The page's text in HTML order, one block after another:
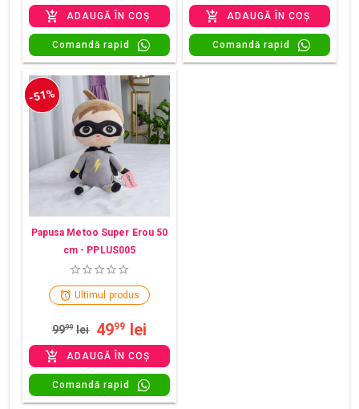
ADAUGĂ ÎN COȘ
Comandă rapid
ADAUGĂ ÎN COȘ
Comandă rapid
-51%
Papusa Metoo Super Erou 50
cm - PPLUS005
Ultimul produs
9999 lei 4999 lei
ADAUGĂ ÎN COȘ
Comandă rapid